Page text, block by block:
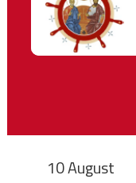
10 August